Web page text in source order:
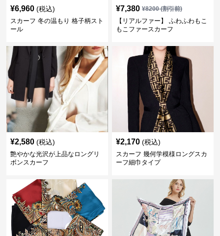
¥6,960 (税込)
スカーフ 冬の温もり 格子柄スト
ール
¥7,380 ¥8200(割引前)
【リアルファー】 ふわふわもこ
もこファースカーフ
¥2,580 (税込)
艶やかな光沢が上品なロングリ
ボンスカーフ
¥2,170 (税込)
スカーフ 幾何学模様ロングスカ
ーフ細巾タイプ